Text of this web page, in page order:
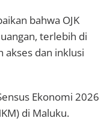
bahwa OJK
terlebih di
dan inklusi
Ekonomi 2026
di Maluku.